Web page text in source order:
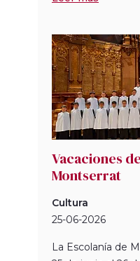
Vacaciones
Montserrat
Cultura
25-06-2026
La Escolanía de